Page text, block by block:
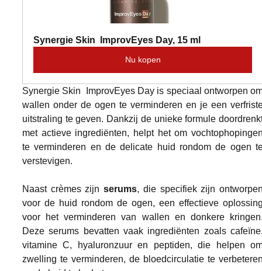
Synergie Skin  ImprovEyes Day, 15 ml
Nu kopen
Synergie Skin  ImprovEyes Day is speciaal ontworpen
wallen onder de ogen te verminderen en je een
uitstraling te geven. Dankzij de unieke formule
met actieve ingrediënten, helpt het om
te verminderen en de delicate huid rondom de ogen
verstevigen.
Naast crèmes zijn serums, die specifiek zijn
voor de huid rondom de ogen, een effectieve
voor het verminderen van wallen en donkere
Deze serums bevatten vaak ingrediënten zoals
vitamine C, hyaluronzuur en peptiden, die helpen
zwelling te verminderen, de bloedcirculatie te